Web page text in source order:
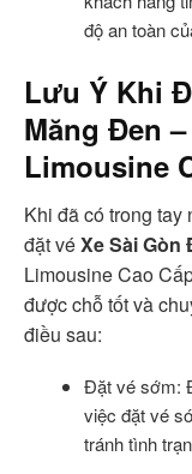
độ an toàn
Lưu Ý Khi
Măng Đen
Limousine
Khi đã có trong
đặt véXe Sài Gòn
Limousine Cao
được chỗ tốt và
điều sau:
Đặt vé sớm:
việc đặt vé
tránh tình